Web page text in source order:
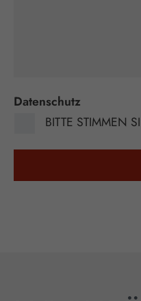
Datenschutz
BITTE STIMMEN